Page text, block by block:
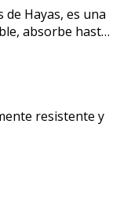
de Hayas, es una
absorbe hasta
resistente y